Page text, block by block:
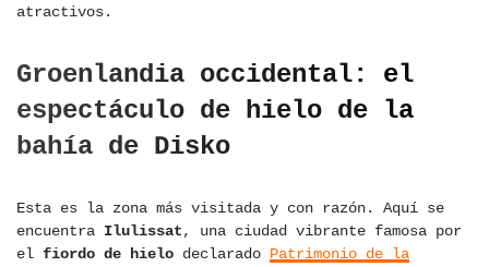
atractivos.
Groenlandia occidental: el
espectáculo de hielo de la
bahía de Disko
Esta es la zona más visitada y con razón. Aquí se
encuentra Ilulissat, una ciudad vibrante famosa por
el fiordo de hielo declarado Patrimonio de la